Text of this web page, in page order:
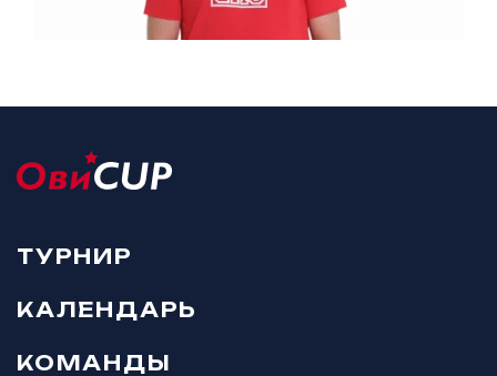
ТУРНИР
КАЛЕНДАРЬ
КОМАНДЫ